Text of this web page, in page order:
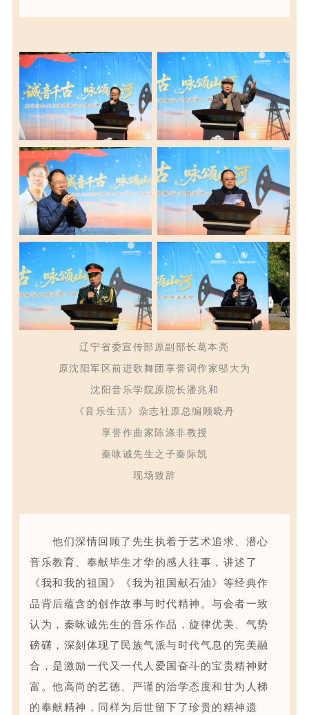
辽宁省委宣传部原副部长葛本亮
原沈阳军区前进歌舞团享誉词作家邬大为
沈阳音乐学院 原院长潘兆和
《音乐生活》 杂志社 原总编顾晓丹
享誉作曲家陈涤非教授
秦咏诚先生之子秦际凯
现场致辞
他们深情回顾了先生执着于艺术追求、潜心
音乐教育、奉献毕生才华的感人往事，讲述了
《我和我的祖国 》《我为祖国献石油》等经典作
品背后蕴含的创作故事与时代精神。与会者一致
认为，秦咏诚先生的音乐作品，旋律优美、气势
磅礴，深刻体现了民族气派与时代气息的完美融
合，是激励一代又一代人爱国奋斗的宝贵精神财
富。他高尚的艺德、严谨的治学态度和甘为人梯
的奉献精神，同样为后世留下了珍贵的精神遗